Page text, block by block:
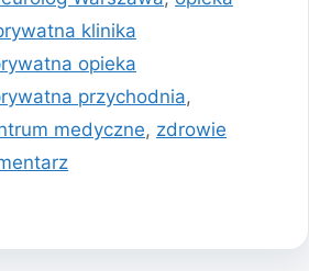
klinika
opieka
przychodnia,
medyczne, zdrowie